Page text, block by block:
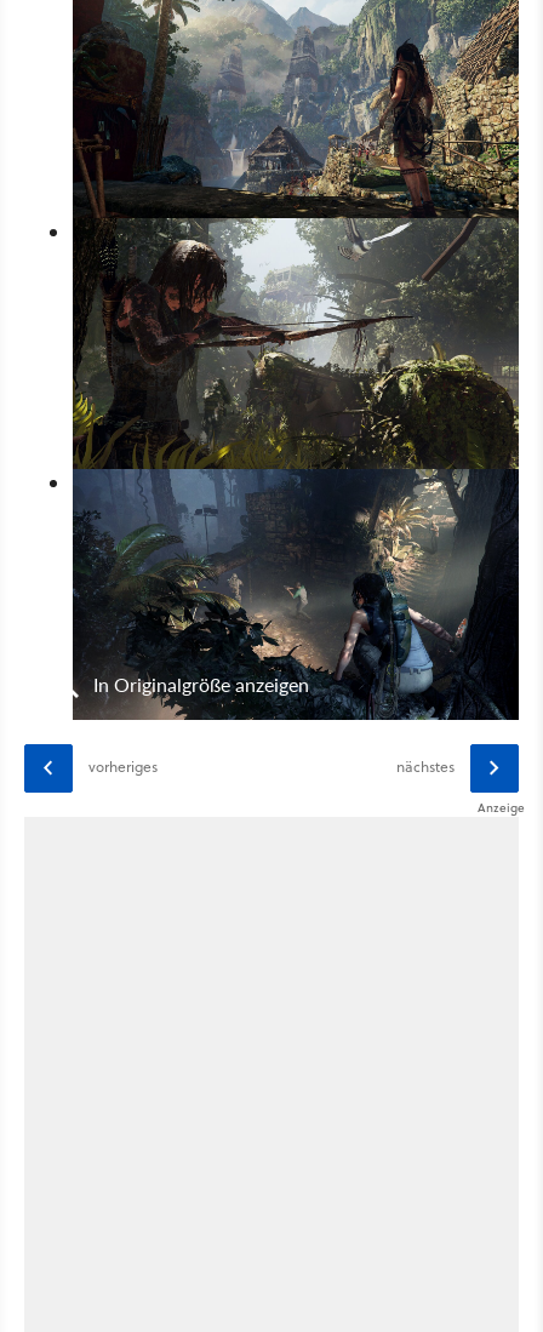
In Originalgröße anzeigen
vorheriges nächstes